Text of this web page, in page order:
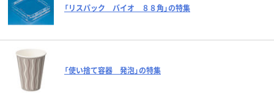
「リスパック バイオ ８８角」の特集
「使い捨て容器 発泡」の特集